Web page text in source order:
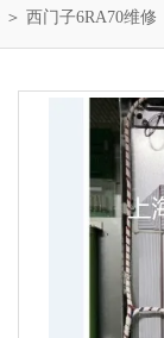
＞ 西门子6RA70维修